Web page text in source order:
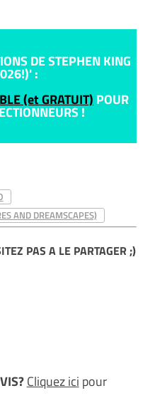
DE STEPHEN KING
:
(et GRATUIT) POUR
!
AND DREAMSCAPES)
PAS A LE PARTAGER ;)
Cliquez ici pour